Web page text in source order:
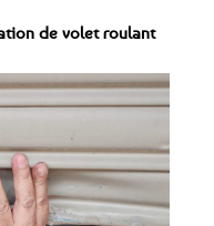
de volet roulant